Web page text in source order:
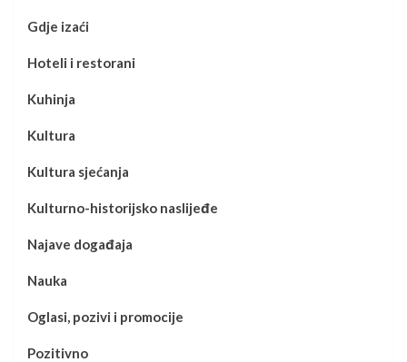
Gdje izaći
Hoteli i restorani
Kuhinja
Kultura
Kultura sjećanja
Kulturno-historijsko naslijeđe
Najave događaja
Nauka
Oglasi, pozivi i promocije
Pozitivno